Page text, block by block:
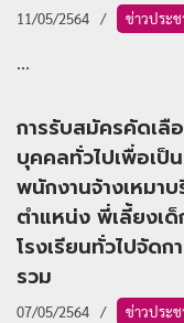
11/05/2564 ข่าวประ
...
การรับสมัครคัดเลื
บุคคลทั่วไปเพื่อเป็น
พนักงานจ้างเหมาบ
ตำแหน่ง พี่เลี้ยงเ
โรงเรียนทั่วไปจัดก
รวม
07/05/2564 ข่าวประ